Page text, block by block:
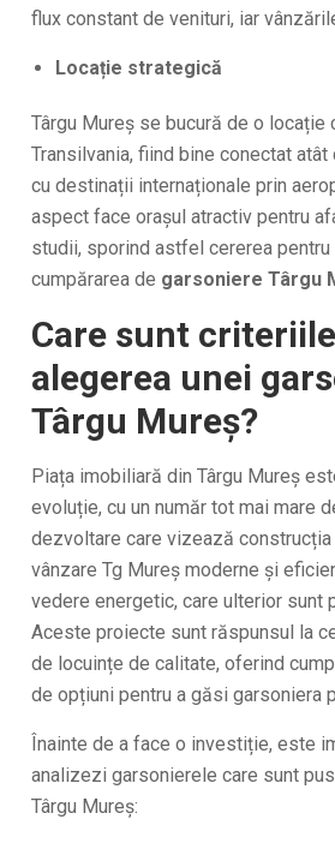
flux constant de venituri, iar
Locație strategică
Târgu Mureș se bucură de o locație
Transilvania, fiind bine conectat
cu destinații internaționale prin
aspect face orașul atractiv pentru
studii, sporind astfel cererea pentru
cumpărarea de garsoniere Târgu
Care sunt
alegerea unei
Târgu Mureş?
Piața imobiliară din Târgu Mureș
evoluție, cu un număr tot mai mare
dezvoltare care vizează
vânzare Tg Mureș moderne și
vedere energetic, care ulterior sunt
Aceste proiecte sunt răspunsul la
de locuințe de calitate, oferind
de opțiuni pentru a găsi garsoniera
Înainte de a face o investiție, este
analizezi garsonierele care sunt
Târgu Mureş: